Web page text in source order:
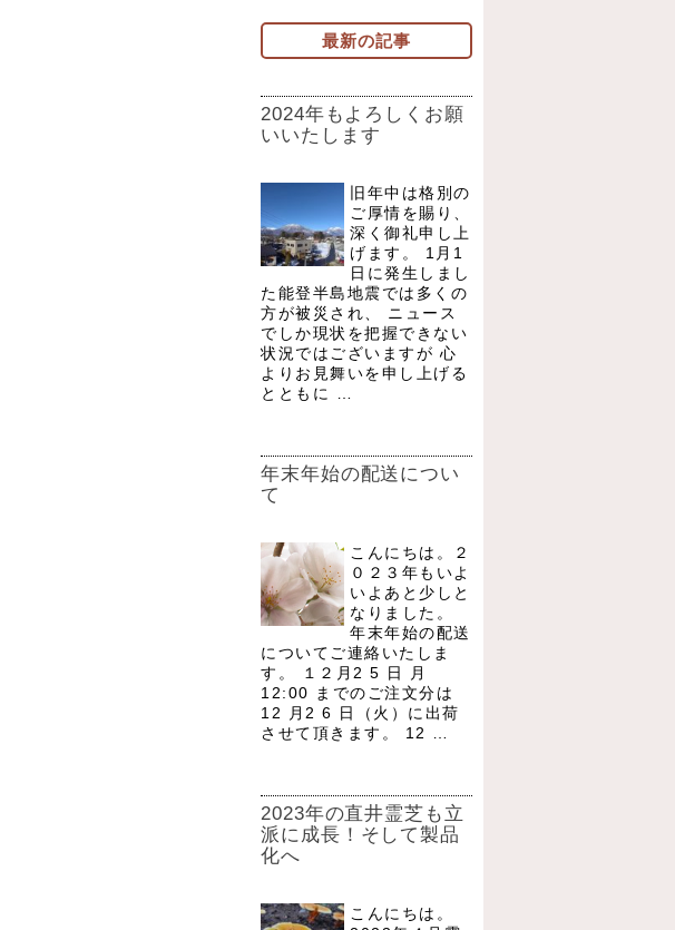
最新の記事
2024年もよろしくお願
いいたします
旧年中は格別の
ご厚情を賜り、
深く御礼申し上
げます。 1月1
日に発生しまし
た能登半島地震では多くの
方が被災され、 ニュース
でしか現状を把握できない
状況ではございますが 心
よりお見舞いを申し上げる
とともに …
年末年始の配送につい
て
こんにちは。２
０２３年もいよ
いよあと少しと
なりました。
年末年始の配送
についてご連絡いたしま
す。 １２月2 5 日 月
12:00 までのご注文分は
12 月2 6 日（火）に出荷
させて頂きます。 12 …
2023年の直井霊芝も立
派に成長！そして製品
化へ
こんにちは。